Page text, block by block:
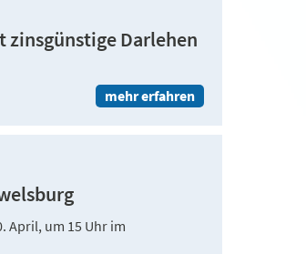
zinsgünstige Darlehen
mehr erfahren
April, um 15 Uhr im